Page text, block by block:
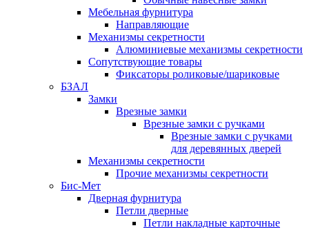
Мебельная фурнитура
Направляющие
Механизмы секретности
Алюминиевые механизмы секретности
Сопутствующие товары
Фиксаторы роликовые/шариковые
БЗАЛ
Замки
Врезные замки
Врезные замки с ручками
Врезные замки с ручками
для деревянных дверей
Механизмы секретности
Прочие механизмы секретности
Бис-Мет
Дверная фурнитура
Петли дверные
Петли накладные карточные